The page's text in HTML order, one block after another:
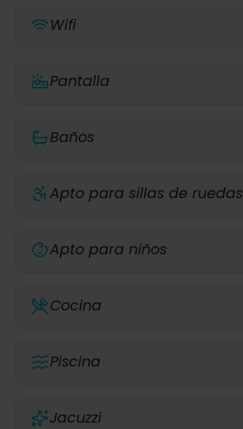
Wifi
Pantalla
Baños
Apto para sillas de ruedas
Apto para niños
Cocina
Piscina
Jacuzzi